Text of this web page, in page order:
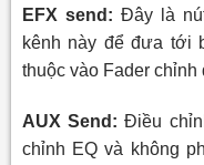
EFX send: Đây là
kênh này để đưa tới
thuộc vào Fader chỉnh
AUX Send: Điều
chỉnh EQ và không